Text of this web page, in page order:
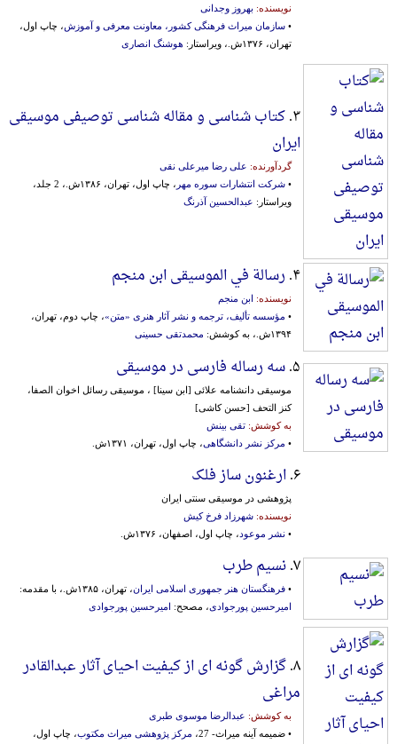
نویسنده: بهروز وجدانی
• سازمان میراث فرهنگی کشور، معاونت معرفی و آموزش، چاپ اول،
تهران، ۱۳۷۶ش.، ویراستار:
هوشنگ انصاری
۳. کتاب شناسی و مقاله شناسی توصیفی موسیقی
ایران
گردآورنده: علی رضا میرعلی نقی
• شرکت انتشارات سوره مهر
، چاپ اول، تهران، ۱۳۸۶ش.، 2 جلد،
ویراستار: عبدالحسین آذرنگ
۴. رسالة‌ في الموسیقی ابن منجم
نویسنده: ابن منجم
• مؤسسه تألیف، ترجمه و نشر آثار هنری «متن»، چاپ دوم، تهران،
۱۳۹۴ش.، به کوشش:
محمدتقی حسینی
۵. سه رساله فارسی در موسیقی
موسیقی دانشنامه علائی [ابن سینا] ، موسیقی رسائل اخوان الصفا،
کنز التحف [حسن کاشی]
به کوشش: تقی بینش
• مرکز نشر دانشگاهی، چاپ اول، تهران، ۱۳۷۱ش.
۶. ارغنون ساز فلک
پژوهشی در موسیقی سنتی ایران
نویسنده: شهرزاد فرخ کیش
• نشر موعود ، چاپ اول، اصفهان، ۱۳۷۶ش.
۷. نسیم طرب
• فرهنگستان هنر جمهوری اسلامی ایران، تهران، ۱۳۸۵ش.، با مقدمه:
امیرحسین پورجوادی، مصحح: امیرحسین پورجوادی
۸. گزارش گونه ای از کیفیت احیای آثار عبدالقادر
مراغی
به کوشش: عبدالرضا موسوی طبری
• ضمیمه آینه میراث- 27،
مرکز پژوهشی میراث مکتوب، چاپ اول،